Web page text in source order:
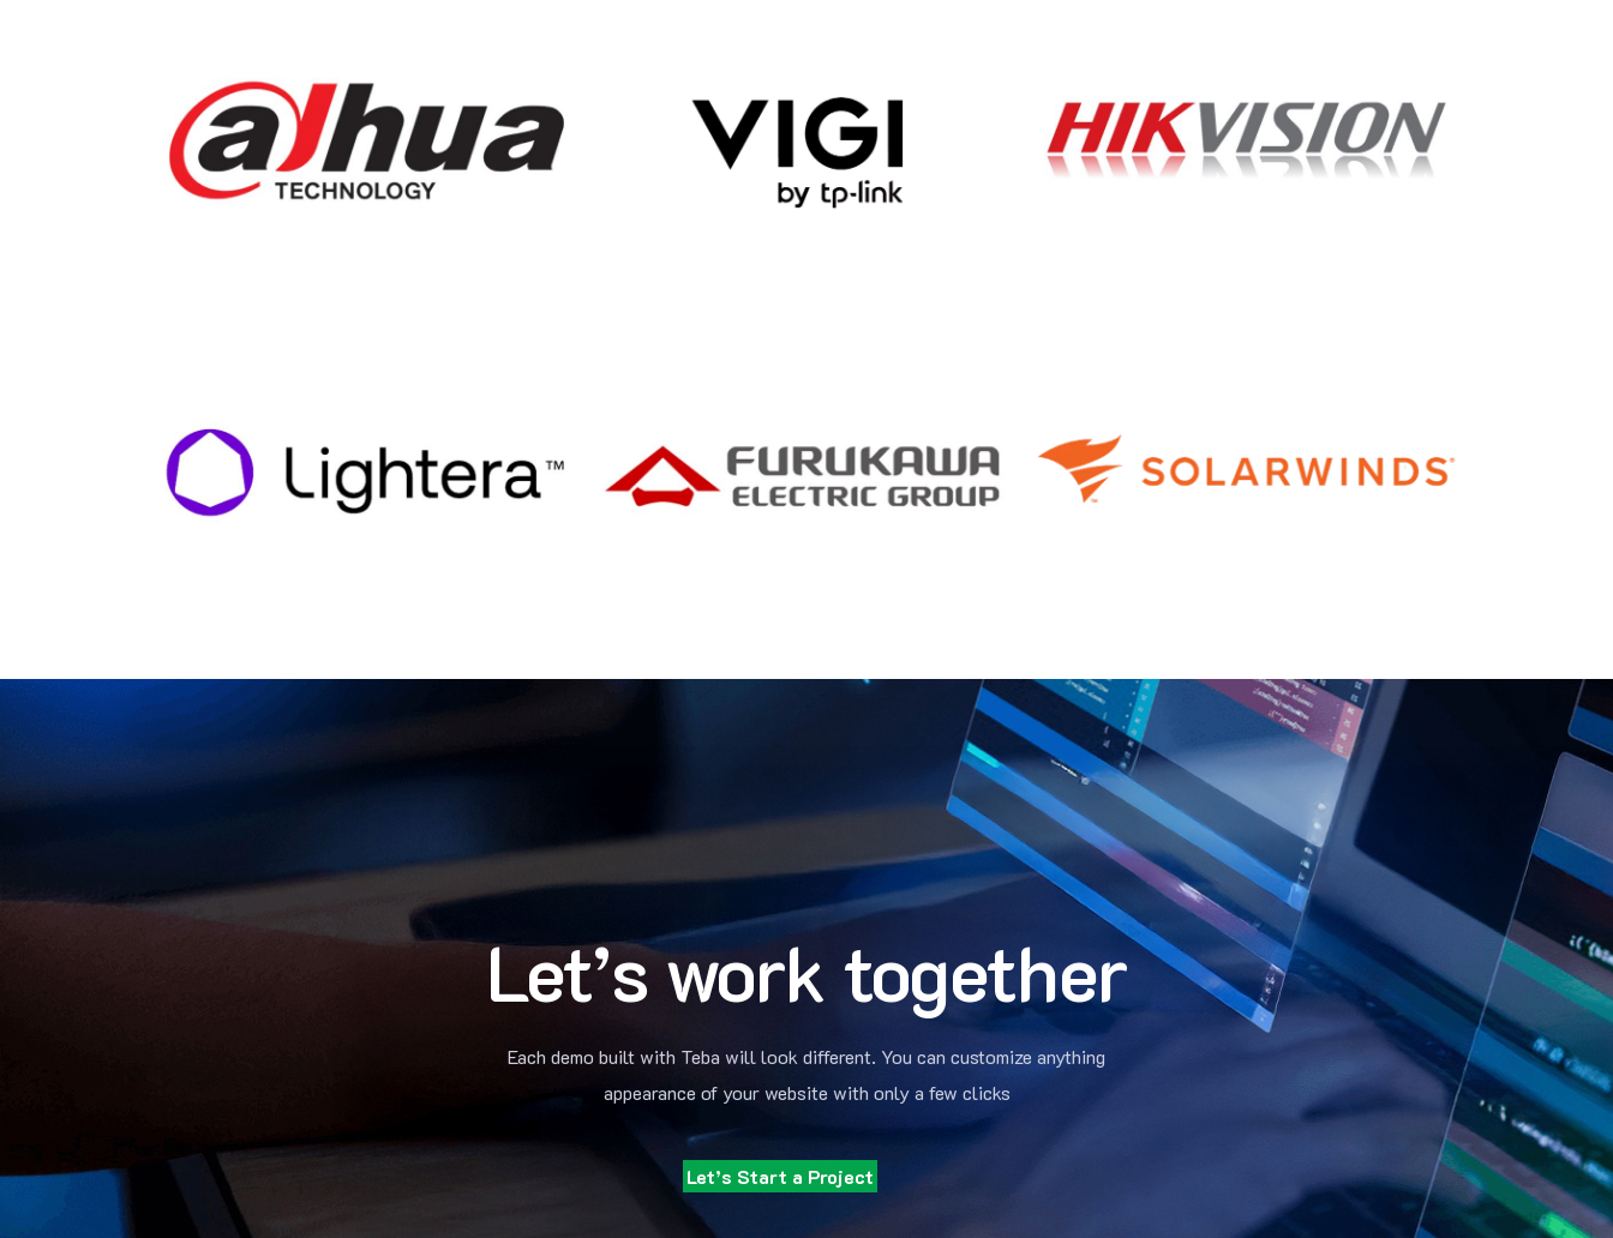
Let’s Start a Project
Let’s work together
Each demo built with Teba will look different. You can customize anything
appearance of your website with only a few clicks